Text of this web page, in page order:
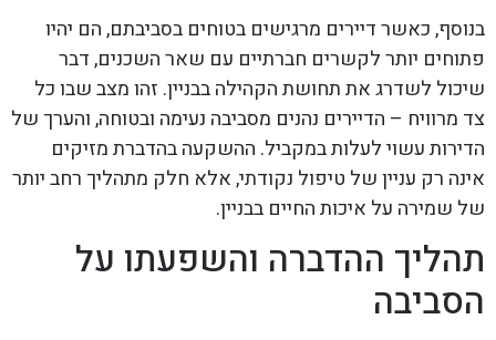
בנוסף, כאשר דיירים מרגישים בטוחים בסביבתם, הם יהיו
פתוחים יותר לקשרים חברתיים עם שאר השכנים, דבר
שיכול לשדרג את תחושת הקהילה בבניין. זהו מצב שבו כל
צד מרוויח – הדיירים נהנים מסביבה נעימה ובטוחה, והערך של
הדירות עשוי לעלות במקביל. ההשקעה בהדברת מזיקים
אינה רק עניין של טיפול נקודתי, אלא חלק מתהליך רחב יותר
של שמירה על איכות החיים בבניין.
תהליך ההדברה והשפעתו על
הסביבה